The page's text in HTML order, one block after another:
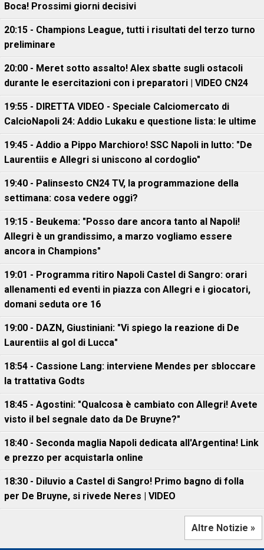
Boca! Prossimi giorni decisivi
20:15 - Champions League, tutti i risultati del terzo turno
preliminare
20:00 - Meret sotto assalto! Alex sbatte sugli ostacoli
durante le esercitazioni con i preparatori | VIDEO CN24
19:55 - DIRETTA VIDEO - Speciale Calciomercato di
CalcioNapoli 24: Addio Lukaku e questione lista: le ultime
19:45 - Addio a Pippo Marchioro! SSC Napoli in lutto: "De
Laurentiis e Allegri si uniscono al cordoglio"
19:40 - Palinsesto CN24 TV, la programmazione della
settimana: cosa vedere oggi?
19:15 - Beukema: "Posso dare ancora tanto al Napoli!
Allegri è un grandissimo, a marzo vogliamo essere
ancora in Champions"
19:01 - Programma ritiro Napoli Castel di Sangro: orari
allenamenti ed eventi in piazza con Allegri e i giocatori,
domani seduta ore 16
19:00 - DAZN, Giustiniani: "Vi spiego la reazione di De
Laurentiis al gol di Lucca"
18:54 - Cassione Lang: interviene Mendes per sbloccare
la trattativa Godts
18:45 - Agostini: "Qualcosa è cambiato con Allegri! Avete
visto il bel segnale dato da De Bruyne?"
18:40 - Seconda maglia Napoli dedicata all'Argentina! Link
e prezzo per acquistarla online
18:30 - Diluvio a Castel di Sangro! Primo bagno di folla
per De Bruyne, si rivede Neres | VIDEO
Altre Notizie »